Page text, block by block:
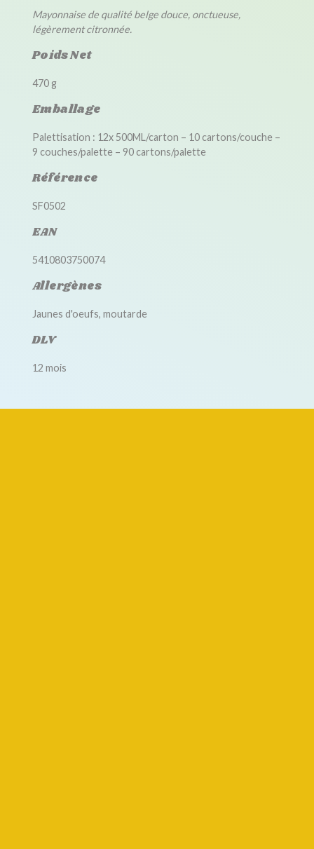
Mayonnaise de qualité belge douce, onctueuse,
légèrement citronnée.
Poids Net
470 g
Emballage
Palettisation : 12x 500ML/carton – 10 cartons/couche –
9 couches/palette – 90 cartons/palette
Référence
SF0502
EAN
5410803750074
Allergènes
Jaunes d'oeufs, moutarde
DLV
12 mois